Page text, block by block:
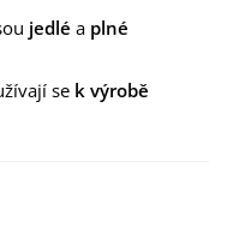
jedlé a plné
se k výrobě